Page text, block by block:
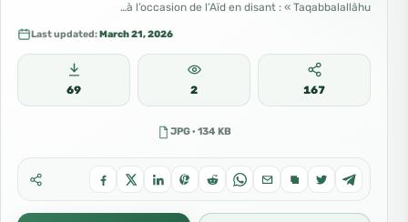
à l’occasion de l’Aïd en disant : « Taqabbalallāhu…
Last updated:March 21, 2026
69 2 167
JPG · 134 KB